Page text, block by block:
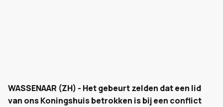
WASSENAAR (ZH) - Het gebeurt zelden dat een lid
van ons Koningshuis betrokken is bij een conflict